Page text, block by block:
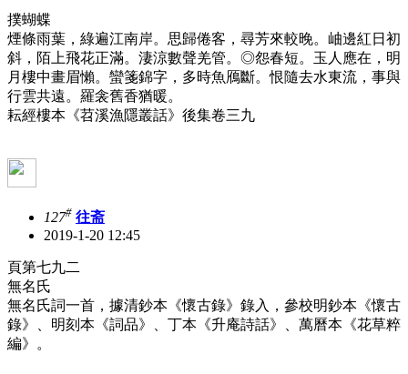
撲蝴蝶
煙條雨葉，綠遍江南岸。思歸倦客，尋芳來較晚。岫邊紅日初
斜，陌上飛花正滿。淒涼數聲羌管。◎怨春短。玉人應在，明
月樓中畫眉懶。蠻箋錦字，多時魚鴈斷。恨隨去水東流，事與
行雲共遠。羅衾舊香猶暖。
耘經樓本《苕溪漁隱叢話》後集卷三九
127# 往斋
2019-1-20 12:45
頁第七九二
無名氏
無名氏詞一首，據清鈔本《懷古錄》錄入，參校明鈔本《懷古
錄》、明刻本《詞品》、丁本《升庵詩話》、萬曆本《花草粹
編》。